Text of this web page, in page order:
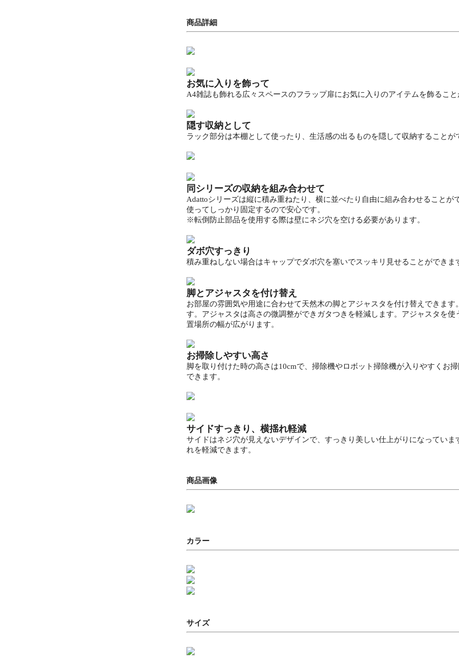
商品詳細
お気に入りを飾って
A4雑誌も飾れる広々スペースのフラップ扉にお気に入りのアイテムを飾るこ
隠す収納として
ラック部分は本棚として使ったり、生活感の出るものを隠して収納することが
同シリーズの収納を組み合わせて
Adattoシリーズは縦に積み重ねたり、横に並べたり自由に組み合わせること
使ってしっかり固定するので安心です。
※転倒防止部品を使用する際は壁にネジ穴を空ける必要があります。
ダボ穴すっきり
積み重ねしない場合はキャップでダボ穴を塞いでスッキリ見せることができま
脚とアジャスタを付け替え
お部屋の雰囲気や用途に合わせて天然木の脚とアジャスタを付け替えできま
す。アジャスタは高さの微調整ができガタつきを軽減します。アジャスタを
置場所の幅が広がります。
お掃除しやすい高さ
脚を取り付けた時の高さは10cmで、掃除機やロボット掃除機が入りやすくお
できます。
サイドすっきり、横揺れ軽減
サイドはネジ穴が見えないデザインで、すっきり美しい仕上がりになってい
れを軽減できます。
商品画像
カラー
サイズ